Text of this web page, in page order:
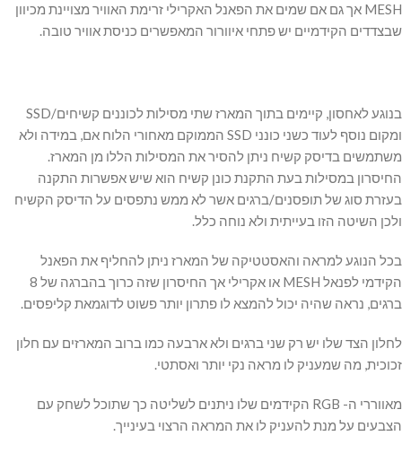
MESH אך גם אם שמים את הפאנל האקרילי זרימת האוויר מצויינת מכיוון
שבצדדים הקידמיים יש פתחי איוורור המאפשרים כניסת אוויר טובה.
בנוגע לאחסון, קיימים בתוך המארז שתי מסילות לכוננים קשיחים/SSD
ומקום נוסף לעוד כשני כונני SSD הממוקם מאחורי הלוח אם, במידה ולא
משתמשים בדיסק קשיח ניתן להסיר את המסילות הללו מן המארז.
החיסרון במסילות בעת התקנת כונן קשיח הוא שיש אפשרות התקנה
בעזרת סוג של תופסנים/ברגים אשר לא ממש נתפסים על הדיסק הקשיח
ולכן השיטה הזו בעייתית ולא נוחה כלל.
בכל הנוגע למראה והאסטטיקה של המארז ניתן להחליף את הפאנל
הקידמי לפנאל MESH או אקרילי אך החיסרון שזה כרוך בהברגה של 8
ברגים, נראה שהיה יכול להמצא לו פתרון יותר פשוט לדוגמאת קליפסים.
לחלון הצד שלו יש רק שני ברגים ולא ארבעה כמו ברוב המארזים עם חלון
זכוכית, מה שמעניק לו מראה נקי יותר ואסתטי.
מאווררי ה- RGB הקידמים שלו ניתנים לשליטה כך שתוכל לשחק עם
הצבעים על מנת להעניק לו את המראה הרצוי בעינייך.